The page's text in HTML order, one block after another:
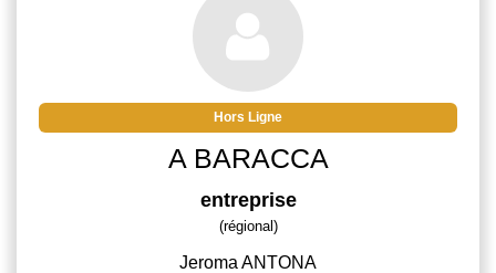
Hors Ligne
A BARACCA
entreprise
(régional)
Jeroma ANTONA